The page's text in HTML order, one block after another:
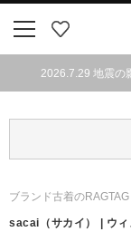
気
2026.7.29 地震の
ブランド古着のRAGTAG
sacai （サカイ） | ウ